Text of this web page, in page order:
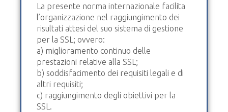
La presente norma internazionale facilita
l’organizzazione nel raggiungimento dei
risultati attesi del suo sistema di gestione
per la SSL; ovvero:
a) miglioramento continuo delle
prestazioni relative alla SSL;
b) soddisfacimento dei requisiti legali e di
altri requisiti;
c) raggiungimento degli obiettivi per la
SSL.